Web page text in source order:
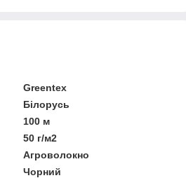
Greentex
Білорусь
100 м
50 г/м2
Агроволокно
Чорний